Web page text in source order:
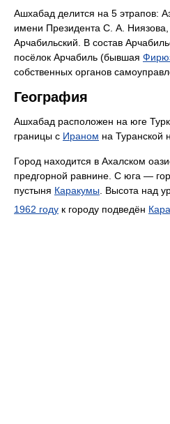
Ашхабад делится на 5 этрапов:
имени Президента С. А.
Арчабильский. В состав
посёлок Арчабиль (бывшая
собственных органов
География
Ашхабад расположен на юге
границы с Ираном на Туранской
Город находится в Ахалском
предгорной равнине. С юга —
пустыня Каракумы. Высота над
1962 году к городу подведён